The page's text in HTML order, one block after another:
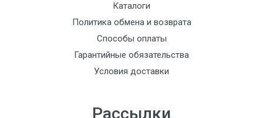
Каталоги
Политика обмена и возврата
Способы оплаты
Гарантийные обязательства
Условия доставки
Рассылки